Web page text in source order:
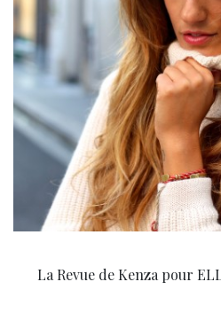
La Revue de Kenza pour